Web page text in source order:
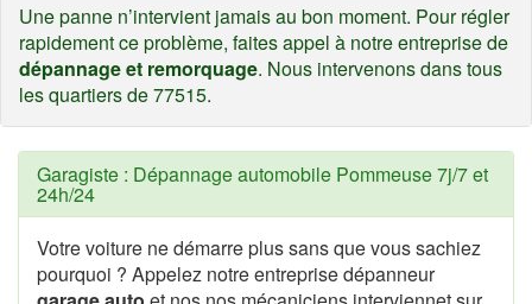
Une panne n’intervient jamais au bon moment. Pour régler
rapidement ce problème, faites appel à notre entreprise de
dépannage et remorquage. Nous intervenons dans tous
les quartiers de 77515.
Garagiste : Dépannage automobile Pommeuse 7j/7 et
24h/24
Votre voiture ne démarre plus sans que vous sachiez
pourquoi ? Appelez notre entreprise dépanneur